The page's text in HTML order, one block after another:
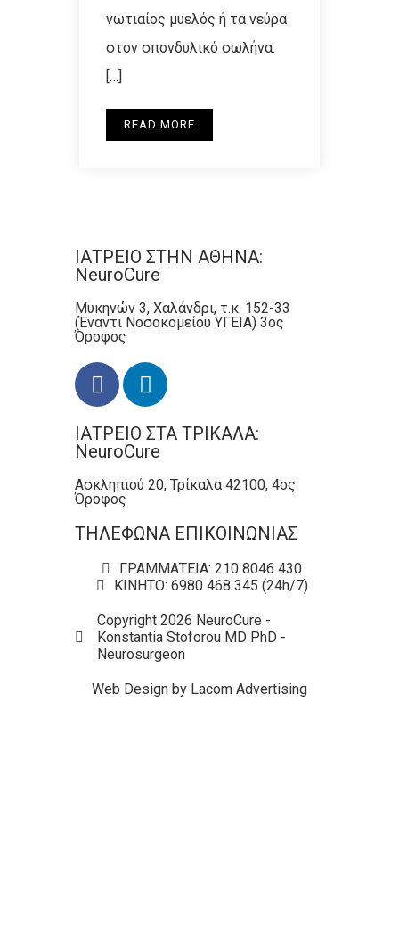
νωτιαίος μυελός ή τα νεύρα
στον σπονδυλικό σωλήνα.
[…]
READ MORE
ΙΑΤΡΕΙΟ ΣΤΗΝ ΑΘΗΝΑ:
NeuroCure
Μυκηνών 3, Χαλάνδρι, τ.κ. 152-33
(Έναντι Νοσοκομείου ΥΓΕΙΑ) 3ος
Όροφος
ΙΑΤΡΕΙΟ ΣΤΑ ΤΡΙΚΑΛΑ:
NeuroCure
Ασκληπιού 20, Τρίκαλα 42100, 4ος
Όροφος
ΤΗΛΕΦΩΝΑ ΕΠΙΚΟΙΝΩΝΙΑΣ
ΓΡΑΜΜΑΤΕΙΑ: 210 8046 430
ΚΙΝΗΤΟ: 6980 468 345 (24h/7)
Copyright 2026 NeuroCure -
Konstantia Stoforou MD PhD -
Neurosurgeon
Web Design by Lacom Advertising